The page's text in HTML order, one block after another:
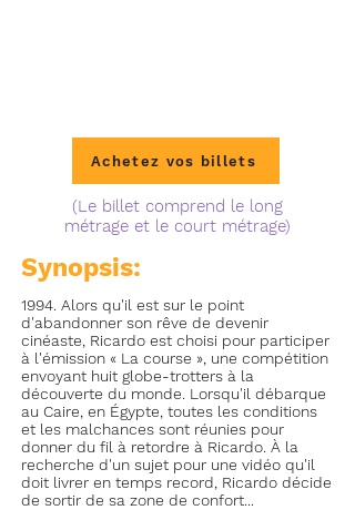
Synopsis:
1994. Alors qu'il est sur le point
d'abandonner son rêve de devenir
cinéaste, Ricardo est choisi pour participer
à l'émission « La course », une compétition
envoyant huit globe-trotters à la
découverte du monde. Lorsqu'il débarque
au Caire, en Égypte, toutes les conditions
et les malchances sont réunies pour
donner du fil à retordre à Ricardo. À la
recherche d'un sujet pour une vidéo qu'il
doit livrer en temps record, Ricardo décide
de sortir de sa zone de confort...
Achetez vos billets
(Le billet comprend le long
métrage et le court métrage)